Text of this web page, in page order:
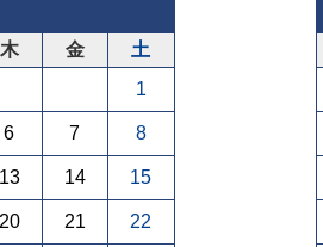
木 金
土
1
6 7 8
13 14 15
20 21 22